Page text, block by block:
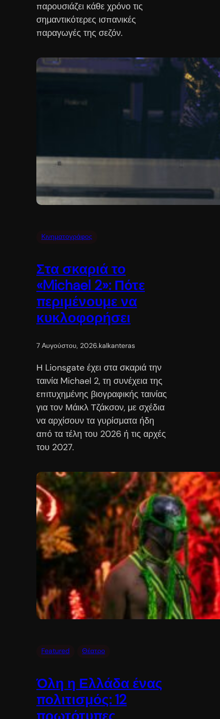
παρουσιάζει κάθε χρόνο τις
σημαντικότερες ισπανικές
παραγωγές της σεζόν.
Κινηματογράφος
Στα σκαριά το
«Michael 2»: Πότε
περιμένουμε να
κυκλοφορήσει
7 Αυγούστου, 2026.kalkanteras
Η Lionsgate έχει στα σκαριά την
ταινία Michael 2, τη συνέχεια της
επιτυχημένης βιογραφικής ταινίας
για τον Μάικλ Τζάκσον, με σχέδια
να αρχίσουν τα γυρίσματα ήδη
από τα τέλη του 2026 ή τις αρχές
του 2027.
Featured Θέατρο
Όλη η Ελλάδα ένας
πολιτισμός: 12